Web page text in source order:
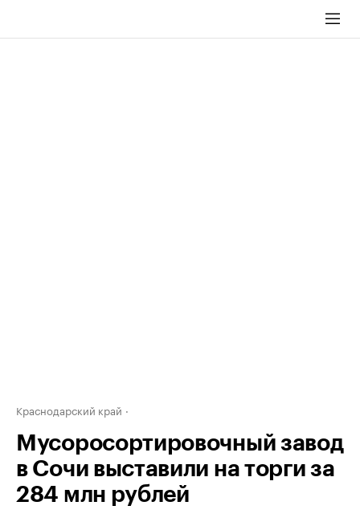
Краснодарский край
Мусоросортировочный завод
в Сочи выставили на торги за
284 млн рублей